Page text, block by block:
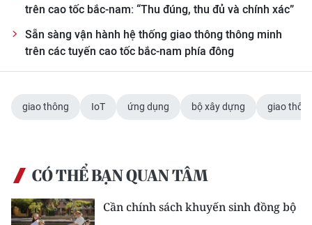
trên cao tốc bắc-nam: “Thu đúng, thu đủ và chính xác”
Sẵn sàng vận hành hệ thống giao thông thông minh
trên các tuyến cao tốc bắc-nam phía đông
giao thông IoT ứng dụng bộ xây dựng giao
CÓ THỂ BẠN QUAN TÂM
Cần chính sách khuyến sinh đồng bộ